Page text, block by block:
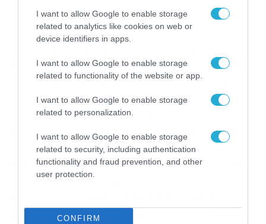
I want to allow Google to enable storage
related to analytics like cookies on web or
device identifiers in apps.
I want to allow Google to enable storage
related to functionality of the website or app.
I want to allow Google to enable storage
related to personalization.
I want to allow Google to enable storage
related to security, including authentication
functionality and fraud prevention, and other
user protection.
CONFIRM
ΟΔΗΓΙΕΣ ΧΟΡΗΓΗΣΗΣ ΕΜΒΟΛΙΟΥ
Το αντιγριπικό εμβόλιο πρέπει να
χορηγείται έγκαιρα και πριν την έναρξη της
συνήθους περιόδου εμφάνισης της έξαρσης
των κρουσμάτων γρίπης, δεδομένου ότι
απαιτούνται περίπου 2 εβδομάδες για την
επίτευξη ανοσολογικής απάντησης. Κατά
προτίμηση ο εμβολιασμός του πληθυσμού
συνιστάται να διενεργείται στο διάστημα
από τα μέσα Οκτωβρίου μέχρι το τέλος
εποχικής έξαρσης της γρίπης στη χώρα μας.